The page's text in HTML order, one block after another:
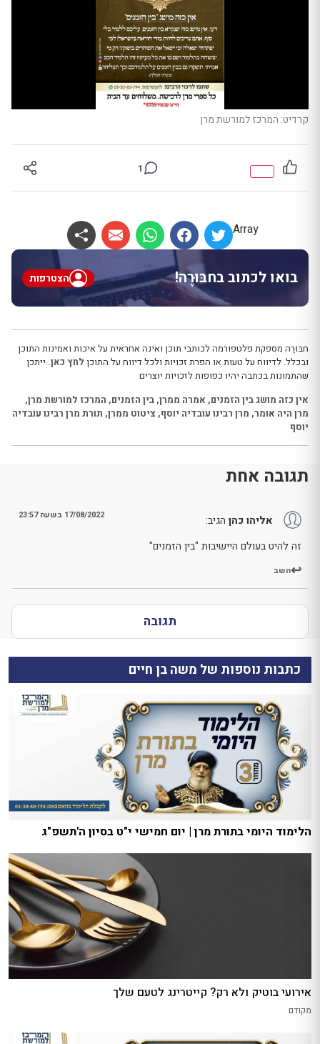
קרדיט: המרכז למורשת מרן
1
Array
בואו לכתוב בחבּוּרֶה! הצטרפות
חבּוּרֶה מספקת פלטפורמה לכותבי תוכן ואינה אחראית על איכות ואמינות התוכן
ובכלל. לדיווח על טעות או הפרת זכויות ולכל דיווח על התוכן לחץ כאן. ייתכן
שהתמונות בכתבה יהיו כפופות לזכויות יוצרים
אין כזה מושג בין הזמנים, אמרה ממרן, בין הזמנים, המרכז למורשת מרן,
מרן היה אומר, מרן רבינו עובדיה יוסף, ציטוט ממרן, תורת מרן רבינו עובדיה
יוסף
תגובה אחת
אליהו כהן הגיב: 17/08/2022 בשעה 23:57
זה להיט בעולם היישיבות "בין הזמנים"
השב
תגובה
כתבות נוספות של משה בן חיים
הלימוד היומי בתורת מרן | יום חמישי י"ט בסיון ה'תשפ"ג
אירועי בוטיק ולא רק? קייטרינג לטעם שלך
מקודם